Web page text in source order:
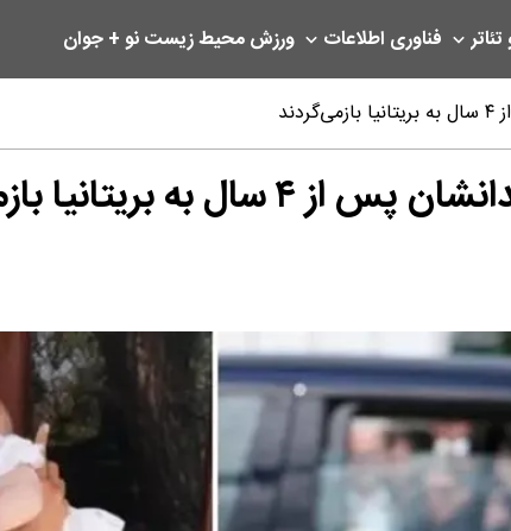
فناوری اطلاعات ورزشمحیط زیستنو + جوان
بازمی‌گردند